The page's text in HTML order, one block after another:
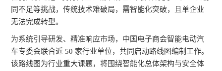
同不足等挑战，传统技术难破局，需智能化突破，且单企业
无法完成转型。
为系统引导研发、精准响应市场，中国电子商会智能电动汽
车专委会联合近 50 家行业单位，共同启动路线图编制工作。
该路线图为行业重大课题，将围绕智能化总体架构与安全体